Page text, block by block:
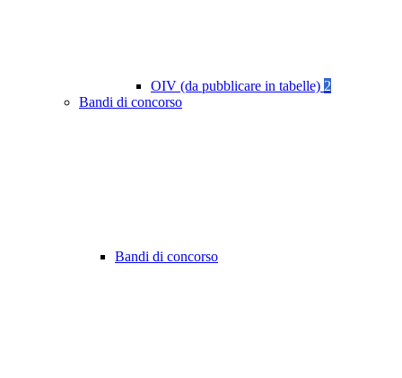
OIV (da pubblicare in tabelle) 2
Bandi di concorso
Bandi di concorso